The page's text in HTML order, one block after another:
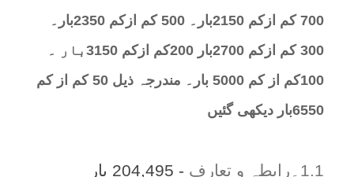
700 کم ازکم 2150بار۔ 500 کم ازکم 2350بار۔
300 کم ازکم 2700بار 200کم ازکم 3150بار ۔
100کم از کم 5000 بار۔ مندرجہ ذیل 50 کم از کم
6550بار دیکھی گئیں
1.1۔رابطہ و تعارف
- 204,495 بار